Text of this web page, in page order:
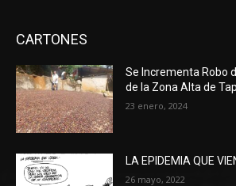
CARTONES
Se Incrementa Robo
de la Zona Alta de
23 enero, 2024
LA EPIDEMIA QUE
26 mayo, 2022